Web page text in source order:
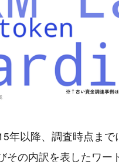
年以降、調査時点ま
その内訳を表したワー